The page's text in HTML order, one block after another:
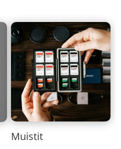
Muistit